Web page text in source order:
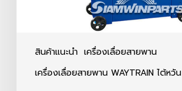
สินค้าแนะนำ เครื่องเลื่อยสายพาน
เครื่องเลื่อยสายพาน WAYTRAIN ไต้หวัน